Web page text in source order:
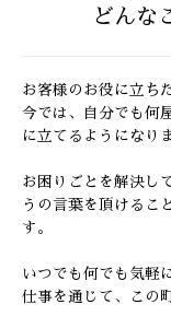
どんな
お客様のお役に立ち
今では、自分でも何
に立てるようになり
お困りごとを解決し
うの言葉を頂けるこ
す。
いつでも何でも気軽
仕事を通じて、この